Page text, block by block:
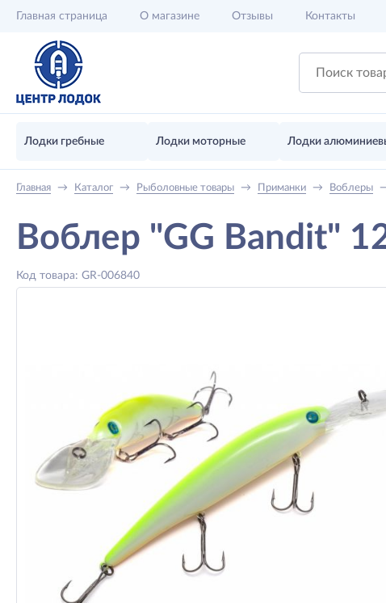
Главная страница О магазине Отзывы Контакты
Лодки гребные Лодки моторные Лодки
Главная → Каталог → Рыболовные товары → Приманки → Воблеры
Воблер "GG Bandit"
Код товара: GR-006840